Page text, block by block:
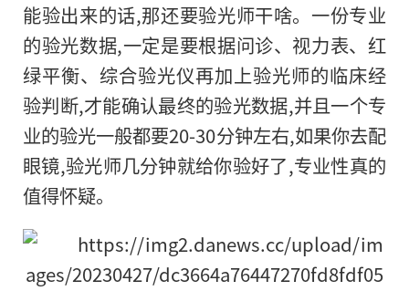
能验出来的话,那还要验光师干啥。一份专业
的验光数据,一定是要根据问诊、视力表、红
绿平衡、综合验光仪再加上验光师的临床经
验判断,才能确认最终的验光数据,并且一个专
业的验光一般都要20-30分钟左右,如果你去配
眼镜,验光师几分钟就给你验好了,专业性真的
值得怀疑。